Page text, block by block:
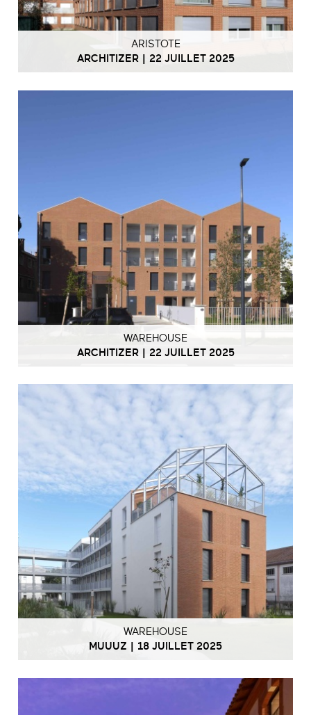
ARISTOTE
ARCHITIZER | 22 JUILLET 2025
WAREHOUSE
ARCHITIZER | 22 JUILLET 2025
WAREHOUSE
MUUUZ | 18 JUILLET 2025